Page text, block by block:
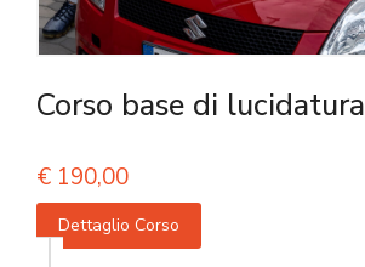
Corso base di lucidatura
€ 190,00
Dettaglio Corso